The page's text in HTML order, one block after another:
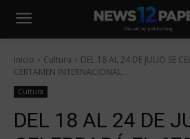
Inicio Cultura
DEL 18 AL 24 DE JULIO SE
CERTAMEN INTERNACIONAL...
Cultura
DEL 18 AL 24 DE